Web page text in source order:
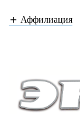
Аффилиация